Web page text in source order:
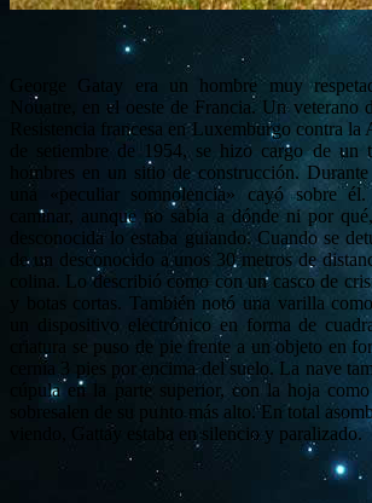
George Gatay era un hombre muy
Nouatre, en el oeste de Francia. Un
Resistencia francesa en Luxemburgo contra
de setiembre de 1954, se hizo cargo de un
hombres en un sitio de construcción.
una «peculiar somnolencia» cayó sobre
caminar, aunque no sabía a dónde ni por
desconocida lo estaba guiando. Cuando se
de un desconocido a unos 30 metros de
colina. Lo describió como con un casco de
y botas cortas. También notó una varilla
un dispositivo electrónico en forma de
criatura se puso de pie frente a un objeto en
cernía 3 pies por encima del suelo. La nave
cúpula en la parte superior, con la hoja
sobresalen de su punto más alto.En total
viendo, Gattay estaba en silencio y paralizado.